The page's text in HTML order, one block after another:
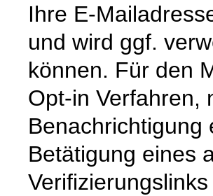
Ihre E-
und wird ggf.
können. Für den
Opt-in Verfahren,
Benachrichtigung
Betätigung eines